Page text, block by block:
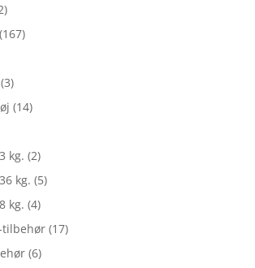
(167)
(3)
(14)
kg. (2)
kg. (5)
kg. (4)
tilbehør (17)
(6)